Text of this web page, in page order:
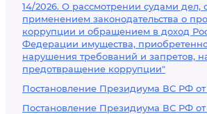
14/2026. О рассмотрении судами дел,
применением законодательства о
коррупции и обращением в доход
Федерации имущества,
нарушения требований и запретов,
предотвращение коррупции"
Постановление Президиума ВС РФ от
Постановление Президиума ВС РФ от